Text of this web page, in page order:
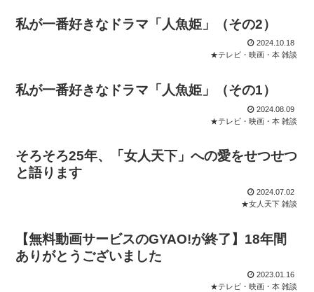
私が一番好きなドラマ「人魚姫」（その2）
2024.10.18
★テレビ・映画・本 雑談
私が一番好きなドラマ「人魚姫」（その1）
2024.08.09
★テレビ・映画・本 雑談
そろそろ25年、「女人天下」への愛をせつせつ
と語ります
2024.07.02
★女人天下 雑談
【無料動画サービスのGYAO!が終了】18年間
ありがとうございました
2023.01.16
★テレビ・映画・本 雑談